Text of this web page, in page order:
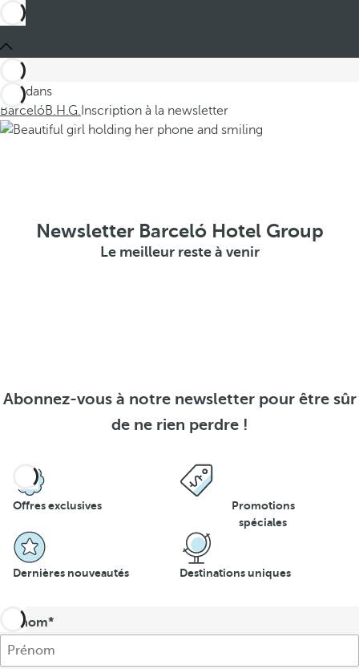
Ces dans
BarcelóB.H.G. Inscription à la newsletter
Newsletter Barceló Hotel Group
Le meilleur reste à venir
Abonnez-vous à notre newsletter pour être sûr
de ne rien perdre !
Offres exclusives
Promotions
spéciales
Dernières nouveautés Destinations uniques
Prénom